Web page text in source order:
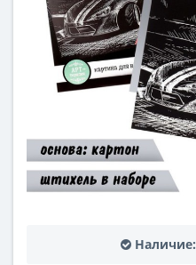
Наличие: